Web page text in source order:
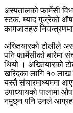
अस्पतालको फार्मेसी
स्टक, म्याद गुज्रेको
कागजातहरु
अख्तियारको टोलीले
पनि फार्मेसीको बारेमा
थियो । अख्तियारको
खरिदका लागि १० लाख
यस्तै संचारमाध्यममा
उपाध्यायको पालामा
नमुछ्न पनि उनले आग्रह